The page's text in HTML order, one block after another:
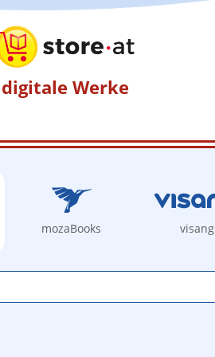
digitale Werke
mozaBooks visang